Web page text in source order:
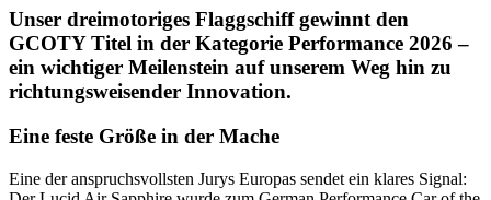
Unser dreimotoriges Flaggschiff gewinnt den
GCOTY Titel in der Kategorie Performance 2026 –
ein wichtiger Meilenstein auf unserem Weg hin zu
richtungsweisender Innovation.
Eine feste Größe in der Mache
Eine der anspruchsvollsten Jurys Europas sendet ein klares Signal: